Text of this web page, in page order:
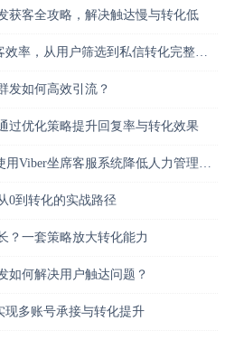
获客全攻略，解决触达慢与转化低
率，从用户筛选到私信转化完整解析
发如何高效引流？
过优化策略提升回复率与转化效果
Viber坐席客服系统降低人力管理成本
0到转化的实战路径
？一套策略放大转化能力
如何解决用户触达问题？
现多账号承接与转化提升